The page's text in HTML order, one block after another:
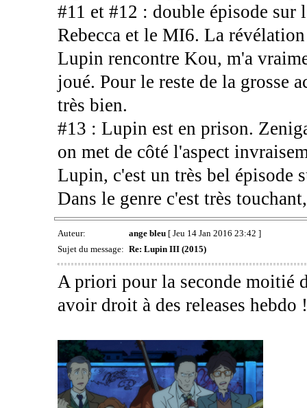
#11 et #12 : double épisode sur
Rebecca et le MI6. La
Lupin rencontre Kou, m'a
joué. Pour le reste de la grosse
très bien.
#13 : Lupin est en prison.
on met de côté l'aspect
Lupin, c'est un très bel épisode
Dans le genre c'est très
Auteur: ange bleu[ Jeu 14 Jan 2016 23:42 ]
Sujet du message: Re: Lupin III (2015)
A priori pour la seconde moitié
avoir droit à des releases hebdo !